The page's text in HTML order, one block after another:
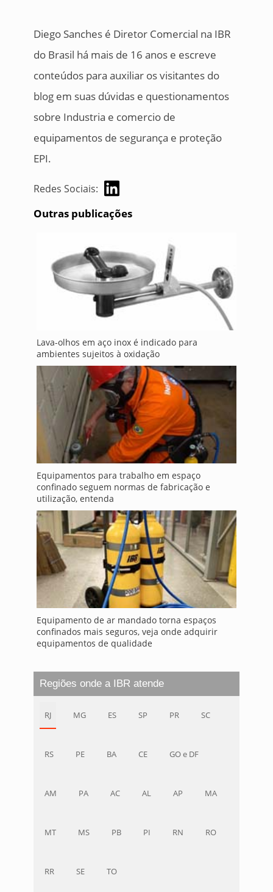
Diego Sanches é Diretor Comercial na IBR
do Brasil há mais de 16 anos e escreve
conteúdos para auxiliar os visitantes do
blog em suas dúvidas e questionamentos
sobre Industria e comercio de
equipamentos de segurança e proteção
EPI.
Redes Sociais:
Outras publicações
Lava-olhos em aço inox é indicado para
ambientes sujeitos à oxidação
Equipamentos para trabalho em espaço
confinado seguem normas de fabricação e
utilização, entenda
Equipamento de ar mandado torna espaços
confinados mais seguros, veja onde adquirir
equipamentos de qualidade
Regiões onde a IBR atende
RJ MG ES SP PR SC
RS PE BA CE GO e DF
AM PA AC AL AP MA
MT MS PB PI RN RO
RR SE TO